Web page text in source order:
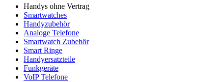
Handys ohne Vertrag
Smartwatches
Handyzubehör
Analoge Telefone
Smartwatch Zubehör
Smart Ringe
Handyersatzteile
Funkgeräte
VoIP Telefone